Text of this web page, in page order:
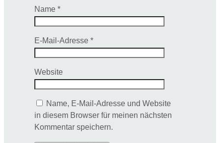
Name *
E-Mail-Adresse *
Website
Name, E-Mail-Adresse und Website
in diesem Browser für meinen nächsten
Kommentar speichern.